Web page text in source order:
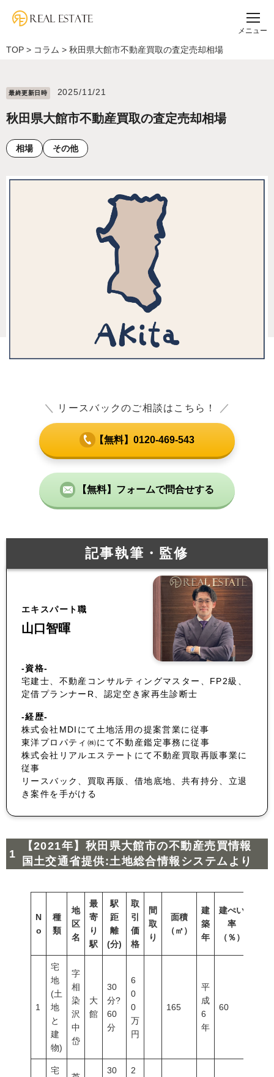
メニュー
TOP > コラム > 秋田県大館市不動産買取の査定売却相場
最終更新⽇時 2025/11/21
秋田県大館市不動産買取の査定売却相場
相場 その他
＼ リースバックのご相談はこちら！ ／
【無料】0120-469-543
【無料】フォームで問合せする
記事執筆・監修
エキスパート職
山口智暉
-資格-
宅建士、不動産コンサルティングマスター、FP2級、
定借プランナーR、認定空き家再生診断士
-経歴-
株式会社MDIにて土地活用の提案営業に従事
東洋プロパティ㈱にて不動産鑑定事務に従事
株式会社リアルエステートにて不動産買取再販事業に
従事
リースバック、買取再販、借地底地、共有持分、立退
き案件を手がける
【2021年】秋田県大館市の不動産売買情報
国土交通省提供:土地総合情報システムより
N
o
種
類
地
区
名
最
寄
り
駅
駅
距
離
(分)
取
引
価
格
間
取
り
面積
（㎡）
建
築
年
建ぺい
率
（％）
1
宅
地
(土
地
と
建
物)
字
相
染
沢
中
岱
大
館
30
分?
60
分
6
0
0
万
円
165
平
成
6
年
60
宅
30
2